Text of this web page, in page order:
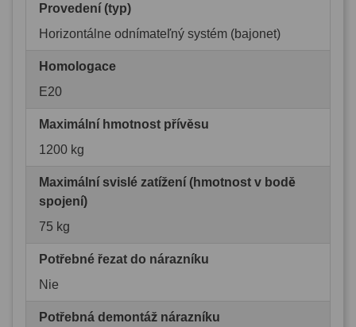
Provedení (typ)
Horizontálne odnímateľný systém (bajonet)
Homologace
E20
Maximální hmotnost přívěsu
1200 kg
Maximální svislé zatížení (hmotnost v bodě
spojení)
75 kg
Potřebné řezat do nárazníku
Nie
Potřebná demontáž nárazníku